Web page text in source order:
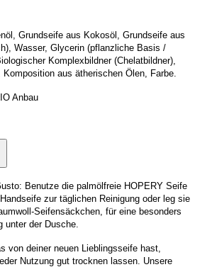
Grundseife aus Kokosöl, Grundseife aus
Wasser, Glycerin (pflanzliche Basis /
Komplexbildner (Chelatbildner),
Komposition aus ätherischen Ölen, Farbe.
Anbau
Benutze die palmölfreie HOPERY Seife
zur täglichen Reinigung oder leg sie
Seifensäckchen, für eine besonders
unter der Dusche.
von deiner neuen Lieblingsseife hast,
Nutzung gut trocknen lassen. Unsere